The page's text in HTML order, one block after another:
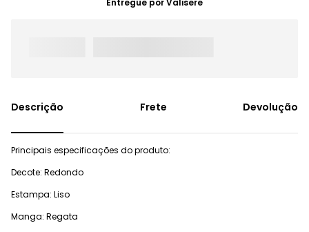
Entregue porValisere
Frete Devolução
Principais especificações do produto:
Decote: Redondo
Estampa: Liso
Manga: Regata